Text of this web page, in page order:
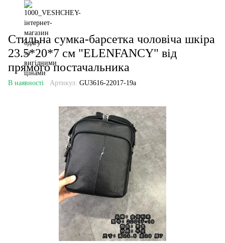
Стильна сумка-барсетка чоловіча шкіра
23.5*20*7 см "ELENFANCY" від
прямого постачальника
В наявності Артикул: GU3616-22017-19a